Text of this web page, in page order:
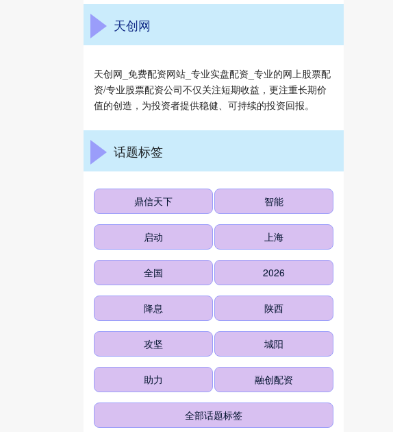
天创网
天创网_免费配资网站_专业实盘配资_专业的网上股票配
资/专业股票配资公司不仅关注短期收益，更注重长期价
值的创造，为投资者提供稳健、可持续的投资回报。
话题标签
鼎信天下 智能
启动 上海
全国 2026
降息 陕西
攻坚 城阳
助力 融创配资
全部话题标签